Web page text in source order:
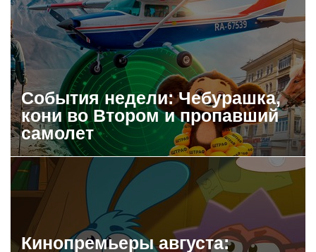
События недели: Чебурашка,
кони во Втором и пропавший
самолет
Кинопремьеры августа: